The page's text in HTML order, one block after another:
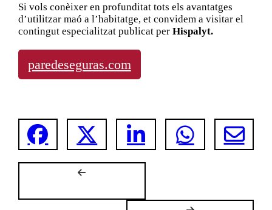
Si vols conèixer en profunditat tots els avantatges
d’utilitzar maó a l’habitatge, et convidem a visitar el
contingut especialitzat publicat per Hispalyt.
paredeseguras.com